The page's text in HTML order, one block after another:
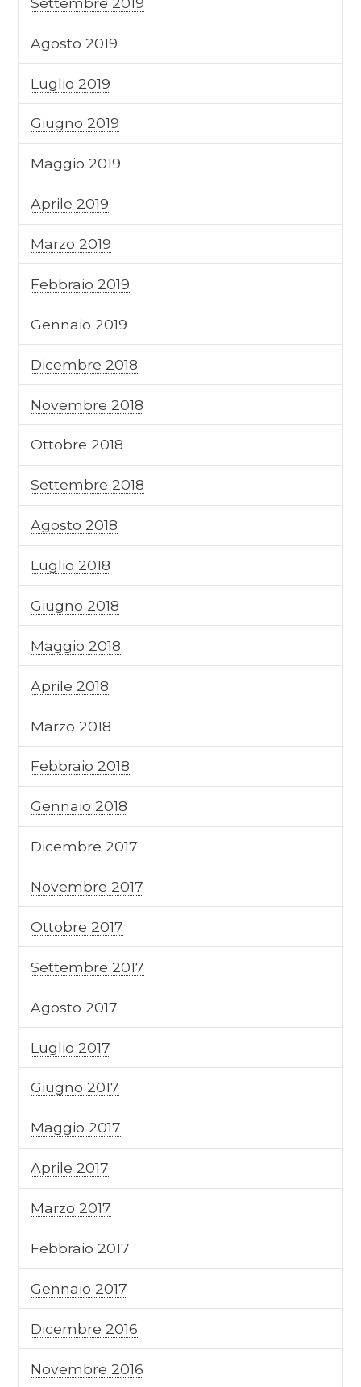
Agosto 2019
Luglio 2019
Giugno 2019
Maggio 2019
Aprile 2019
Marzo 2019
Febbraio 2019
Gennaio 2019
Dicembre 2018
Novembre 2018
Ottobre 2018
Settembre 2018
Agosto 2018
Luglio 2018
Giugno 2018
Maggio 2018
Aprile 2018
Marzo 2018
Febbraio 2018
Gennaio 2018
Dicembre 2017
Novembre 2017
Ottobre 2017
Settembre 2017
Agosto 2017
Luglio 2017
Giugno 2017
Maggio 2017
Aprile 2017
Marzo 2017
Febbraio 2017
Gennaio 2017
Dicembre 2016
Novembre 2016